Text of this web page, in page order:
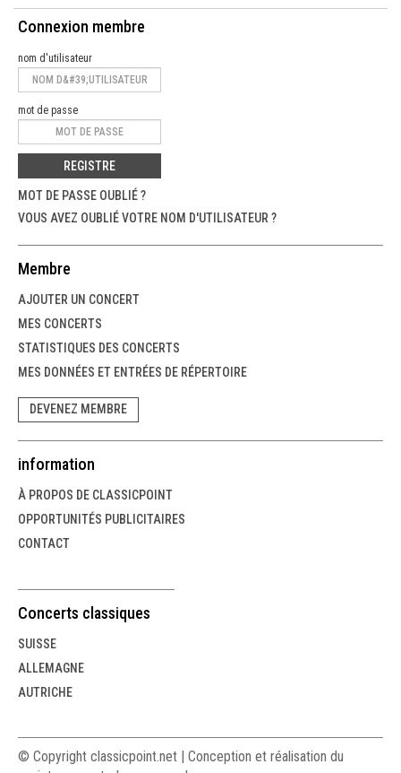
Connexion membre
nom d'utilisateur
mot de passe
REGISTRE
MOT DE PASSE OUBLIÉ ?
VOUS AVEZ OUBLIÉ VOTRE NOM D'UTILISATEUR ?
Membre
AJOUTER UN CONCERT
MES CONCERTS
STATISTIQUES DES CONCERTS
MES DONNÉES ET ENTRÉES DE RÉPERTOIRE
DEVENEZ MEMBRE
information
À PROPOS DE CLASSICPOINT
OPPORTUNITÉS PUBLICITAIRES
CONTACT
Concerts classiques
SUISSE
ALLEMAGNE
AUTRICHE
© Copyright classicpoint.net | Conception et réalisation du